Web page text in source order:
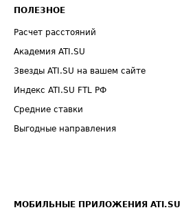
ПОЛЕЗНОЕ
Расчет расстояний
Академия ATI.SU
Звезды ATI.SU на вашем сайте
Индекс ATI.SU FTL РФ
Средние ставки
Выгодные направления
МОБИЛЬНЫЕ ПРИЛОЖЕНИЯ ATI.SU